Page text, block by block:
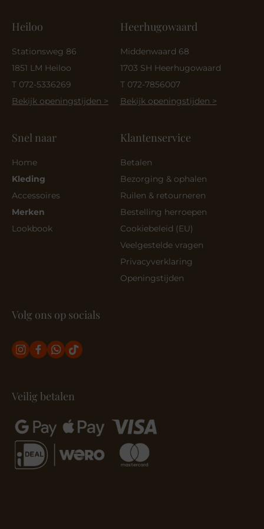
Heiloo
Stationsweg 86
1851 LM Heiloo
T 072-5336269
Bekijk openingstijden >
Heerhugowaard
Middenwaard 68
1703 SH Heerhugowaard
T 072-7856007
Bekijk openingstijden >
Snel naar
Home
Kleding
Accessoires
Merken
Lookbook
Klantenservice
Betalen
Bezorging & ophalen
Ruilen & retourneren
Bestelling herroepen
Cookiebeleid (EU)
Veelgestelde vragen
Privacyverklaring
Openingstijden
Volg ons op socials
Veilig betalen